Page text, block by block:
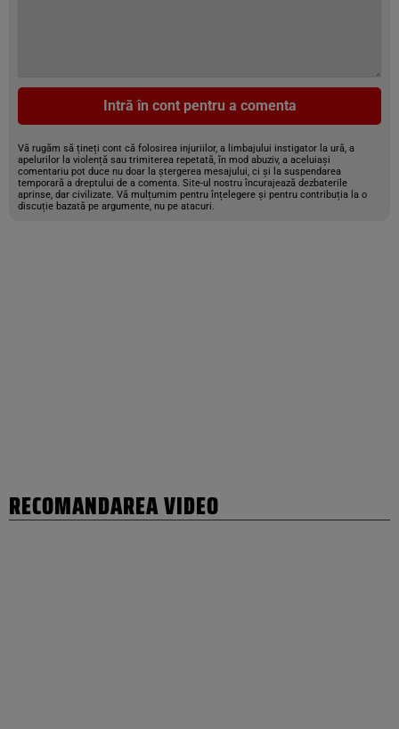
Intră în cont pentru a comenta
Vă rugăm să țineți cont că folosirea injuriilor, a limbajului instigator la ură, a
apelurilor la violență sau trimiterea repetată, în mod abuziv, a aceluiași
comentariu pot duce nu doar la ștergerea mesajului, ci și la suspendarea
temporară a dreptului de a comenta. Site-ul nostru încurajează dezbaterile
aprinse, dar civilizate. Vă mulțumim pentru înțelegere și pentru contribuția la o
discuție bazată pe argumente, nu pe atacuri.
RECOMANDAREA VIDEO